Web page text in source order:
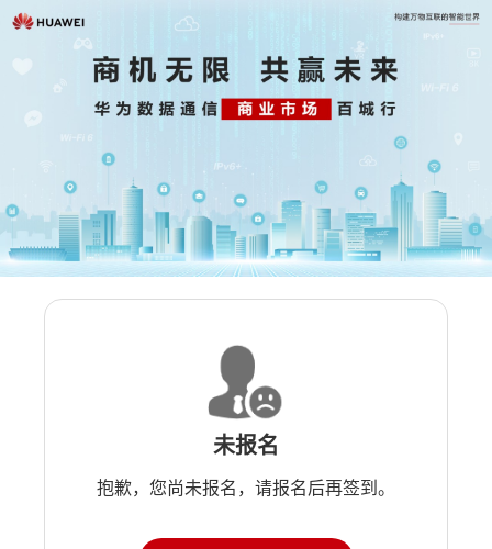
未报名
抱歉，您尚未报名，请报名后再签到。